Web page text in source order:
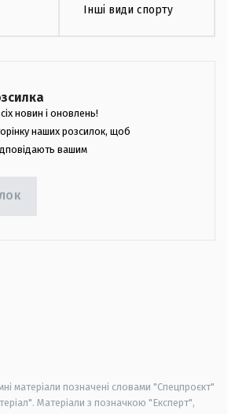
Інші види спорту
новин і оновлень!
наших розсилок, щоб
вашим
матеріали позначені словами "Спецпроєкт"
Матеріали з позначкою "Експерт",